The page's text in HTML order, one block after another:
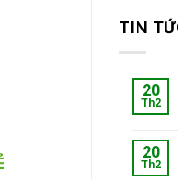
TIN
20
Th2
20
Th2